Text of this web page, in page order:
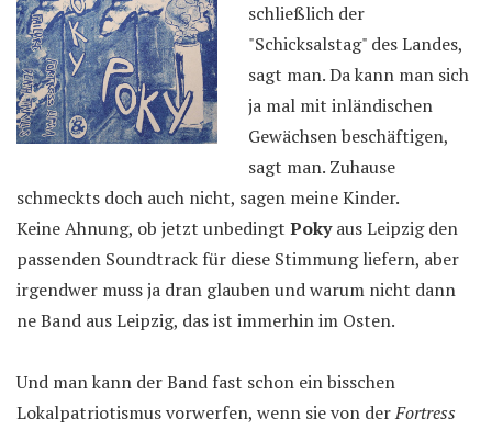
schließlich der
"Schicksalstag" des Landes,
sagt man. Da kann man sich
ja mal mit inländischen
Gewächsen beschäftigen,
sagt man. Zuhause
schmeckts doch auch nicht, sagen meine Kinder.
Keine Ahnung, ob jetzt unbedingt Pokyaus Leipzig den
passenden Soundtrack für diese Stimmung liefern, aber
irgendwer muss ja dran glauben und warum nicht dann
ne Band aus Leipzig, das ist immerhin im Osten.
Und man kann der Band fast schon ein bisschen
Lokalpatriotismus vorwerfen, wenn sie von derFortress